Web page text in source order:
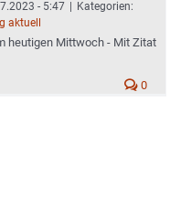
- 5:47 | Kategorien:
aktuell
heutigen Mittwoch - Mit Zitat
0